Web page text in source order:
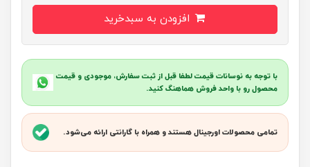
با توجه به نوسانات قیمت لطفا قبل از ثبت سفارش، موجودی و قیمت
محصول رو با واحد فروش هماهنگ کنید.
تمامی محصولات اورجینال هستند و همراه با گارانتی ارائه می‌شود.